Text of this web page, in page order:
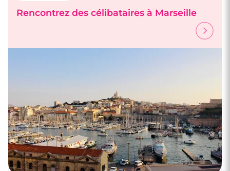
Rencontrez des célibataires à Marseille